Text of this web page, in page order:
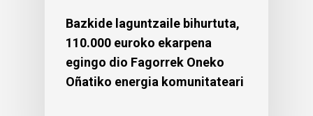
Bazkide laguntzaile bihurtuta,
110.000 euroko ekarpena
egingo dio Fagorrek Oneko
Oñatiko energia komunitateari